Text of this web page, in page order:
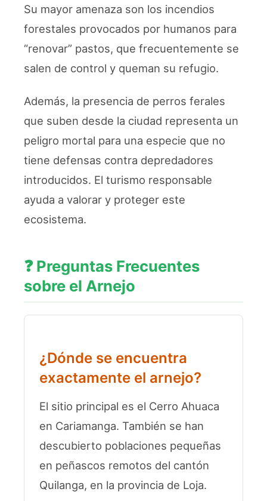
Su mayor amenaza son los incendios
forestales provocados por humanos para
“renovar” pastos, que frecuentemente se
salen de control y queman su refugio.
Además, la presencia de perros ferales
que suben desde la ciudad representa un
peligro mortal para una especie que no
tiene defensas contra depredadores
introducidos. El turismo responsable
ayuda a valorar y proteger este
ecosistema.
❓ Preguntas Frecuentes
sobre el Arnejo
¿Dónde se encuentra
exactamente el arnejo?
El sitio principal es el Cerro Ahuaca
en Cariamanga. También se han
descubierto poblaciones pequeñas
en peñascos remotos del cantón
Quilanga, en la provincia de Loja.